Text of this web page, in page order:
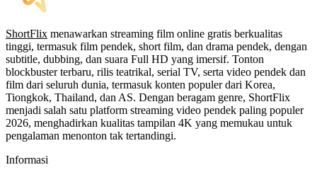
ShortFlix menawarkan streaming film online gratis berkualitas
tinggi, termasuk film pendek, short film, dan drama pendek, dengan
subtitle, dubbing, dan suara Full HD yang imersif. Tonton
blockbuster terbaru, rilis teatrikal, serial TV, serta video pendek dan
film dari seluruh dunia, termasuk konten populer dari Korea,
Tiongkok, Thailand, dan AS. Dengan beragam genre, ShortFlix
menjadi salah satu platform streaming video pendek paling populer
2026, menghadirkan kualitas tampilan 4K yang memukau untuk
pengalaman menonton tak tertandingi.
Informasi